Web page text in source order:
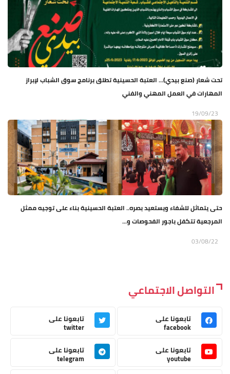
تحت شعار (صنع بيدي)… العتبة الحسينية تطلق برنامج سوق الشباب لإبراز
المهارات في العمل المهني والفني
19/09/23
حتى يتماثل للشفاء ويستعيد بصره.. العتبة الحسينية بناء على توجيه ممثل
المرجعية تتكفل باجور الفحوصات و...
03/08/22
التواصل الاجتماعي
تابعونا على
facebook
تابعونا على
twitter
تابعونا على
youtube
تابعونا على
telegram